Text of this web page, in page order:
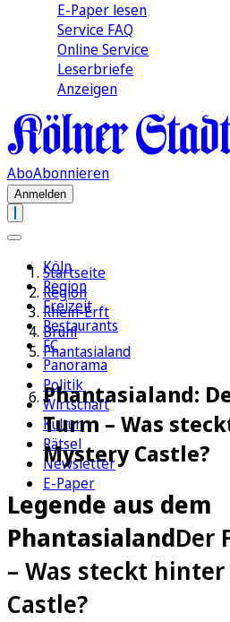
E-Paper lesen
Service FAQ
Online Service
Leserbriefe
Anzeigen
AboAbonnieren
Anmelden
Köln
Region
Freizeit
Restaurants
FC
Panorama
Politik
Wirtschaft
Kultur
Rätsel
Newsletter
E-Paper
Startseite
Region
Rhein-Erft
Brühl
Phantasialand
Phantasialand:
Turm – Was
Mystery Castle?
Legende aus dem
PhantasialandDer
– Was steckt
Castle?